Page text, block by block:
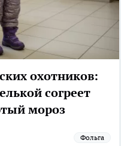
охотников:
согреет
мороз
фольга